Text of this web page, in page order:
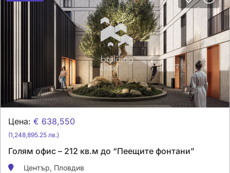
Цена: € 638,550
(1,248,895.25 лв.)
Голям офис – 212 кв.м до “Пеещите фонтани”
Център, Пловдив